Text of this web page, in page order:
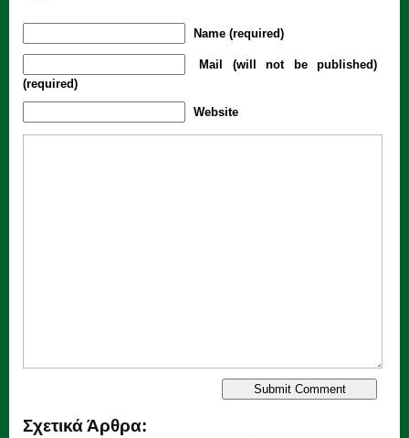
Name (required)
Mail (will not be published)
(required)
Website
Σχετικά Άρθρα: